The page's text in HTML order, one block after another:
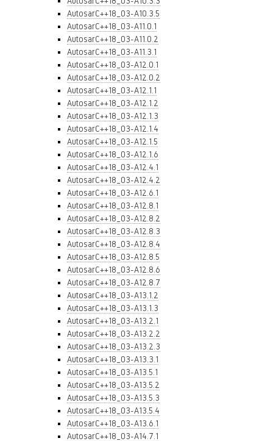
AutosarC++18_03-A10.3.5
AutosarC++18_03-A11.0.1
AutosarC++18_03-A11.0.2
AutosarC++18_03-A11.3.1
AutosarC++18_03-A12.0.1
AutosarC++18_03-A12.0.2
AutosarC++18_03-A12.1.1
AutosarC++18_03-A12.1.2
AutosarC++18_03-A12.1.3
AutosarC++18_03-A12.1.4
AutosarC++18_03-A12.1.5
AutosarC++18_03-A12.1.6
AutosarC++18_03-A12.4.1
AutosarC++18_03-A12.4.2
AutosarC++18_03-A12.6.1
AutosarC++18_03-A12.8.1
AutosarC++18_03-A12.8.2
AutosarC++18_03-A12.8.3
AutosarC++18_03-A12.8.4
AutosarC++18_03-A12.8.5
AutosarC++18_03-A12.8.6
AutosarC++18_03-A12.8.7
AutosarC++18_03-A13.1.2
AutosarC++18_03-A13.1.3
AutosarC++18_03-A13.2.1
AutosarC++18_03-A13.2.2
AutosarC++18_03-A13.2.3
AutosarC++18_03-A13.3.1
AutosarC++18_03-A13.5.1
AutosarC++18_03-A13.5.2
AutosarC++18_03-A13.5.3
AutosarC++18_03-A13.5.4
AutosarC++18_03-A13.6.1
AutosarC++18_03-A14.7.1